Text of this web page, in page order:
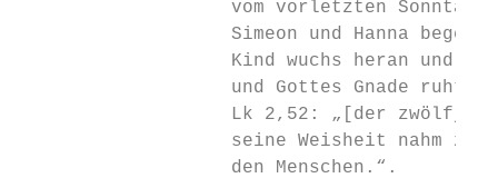
vom vorletzten Sonntag,
Simeon und Hanna
Kind wuchs heran und
und Gottes Gnade ruhte
Lk 2,52: „[der
seine Weisheit nahm zu
                   den Menschen.“.